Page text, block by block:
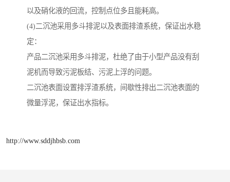
以及硝化液的回流，控制点位多且能耗高。
(4)二沉池采用多斗排泥以及表面排渣系统，保证出水稳
定：
产品二沉池采用多斗排泥，杜绝了由于小型产品没有刮
泥机而导致污泥板结、污泥上浮的问题。
二沉池表面设置排浮渣系统，间歇性排出二沉池表面的
微量浮泥，保证出水指标。
http://www.sddjhbsb.com